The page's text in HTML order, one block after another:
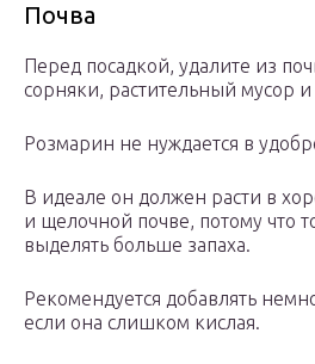
Почва
Перед посадкой, удалите из
сорняки, растительный мусор
Розмарин не нуждается в
В идеале он должен расти в
и щелочной почве, потому что
выделять больше запаха.
Рекомендуется добавлять
если она слишком кислая.